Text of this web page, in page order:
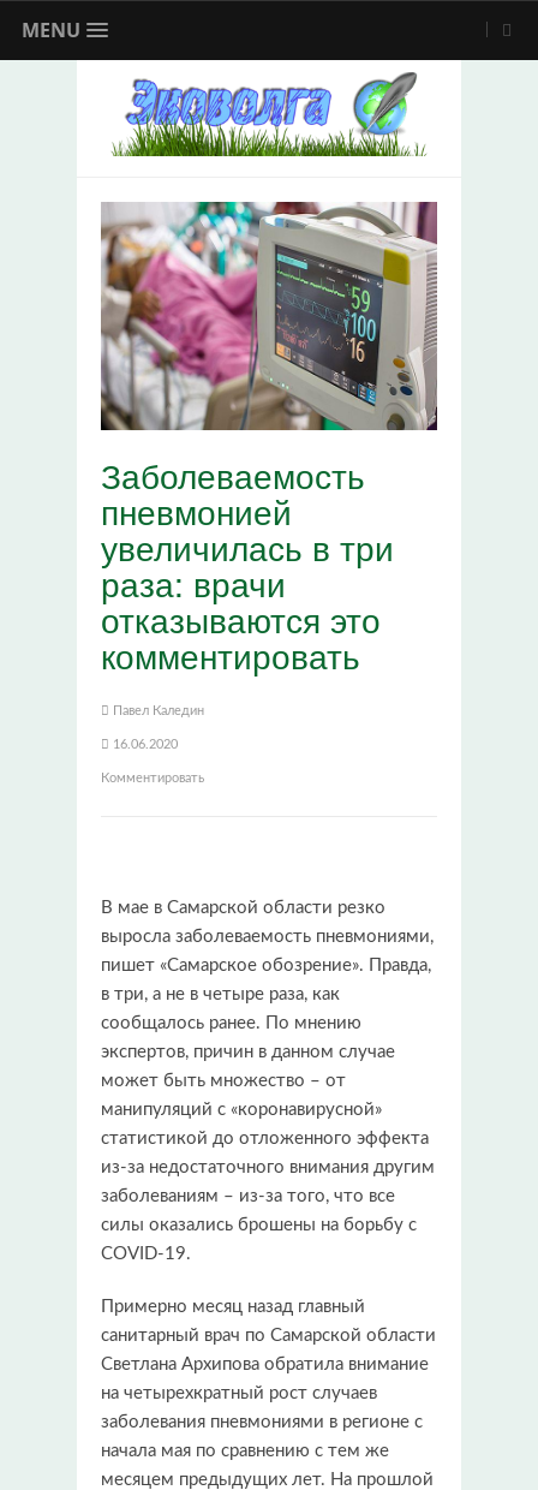
MENU
Заболеваемость
пневмонией
увеличилась в три
раза: врачи
отказываются это
комментировать
Павел Каледин
16.06.2020
Комментировать
В мае в Самарской области резко
выросла заболеваемость пневмониями,
пишет «Самарское обозрение». Правда,
в три, а не в четыре раза, как
сообщалось ранее. По мнению
экспертов, причин в данном случае
может быть множество – от
манипуляций с «коронавирусной»
статистикой до отложенного эффекта
из-за недостаточного внимания другим
заболеваниям – из-за того, что все
силы оказались брошены на борьбу с
COVID-19.
Примерно месяц назад главный
санитарный врач по Самарской области
Светлана Архипова обратила внимание
на четырехкратный рост случаев
заболевания пневмониями в регионе с
начала мая по сравнению с тем же
месяцем предыдущих лет. На прошлой